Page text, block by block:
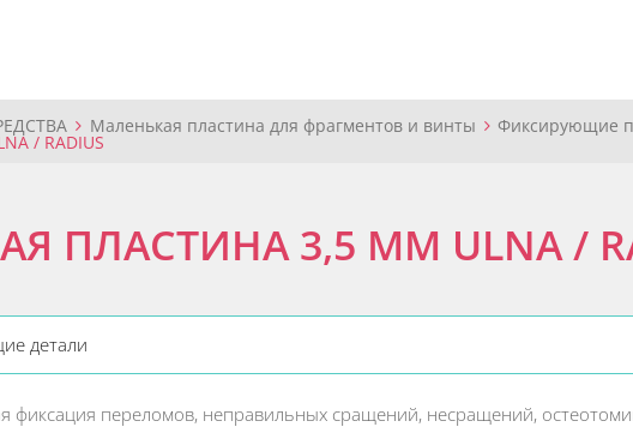
Маленькая пластина для фрагментов и винты Фиксирующие
/ RADIUS
ПЛАСТИНА 3,5 ММ ULNA /
детали
фиксация переломов, неправильных сращений, несращений,